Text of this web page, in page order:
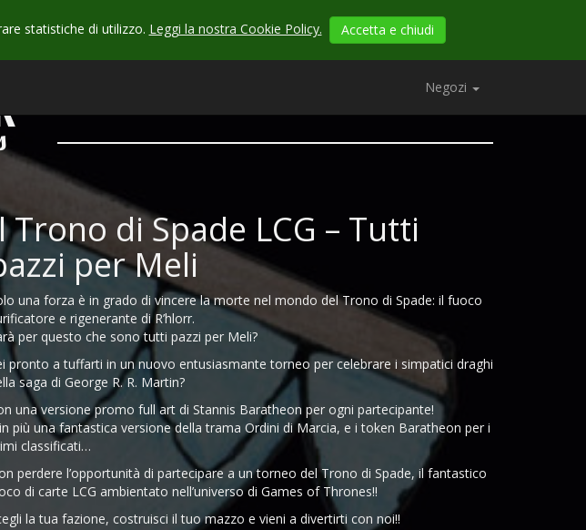
statistiche di utilizzo. Leggi la nostra Cookie Policy. Accetta e chiudi
Negozi
Trono di Spade LCG – Tutti
per Meli
una forza è in grado di vincere la morte nel mondo del Trono di Spade: il fuoco
e rigenerante di R’hlorr.
per questo che sono tutti pazzi per Meli?
pronto a tuffarti in un nuovo entusiasmante torneo per celebrare i simpatici draghi
saga di George R. R. Martin?
una versione promo full art di Stannis Baratheon per ogni partecipante!
più una fantastica versione della trama Ordini di Marcia, e i token Baratheon per i
classificati…
perdere l’opportunità di partecipare a un torneo del Trono di Spade, il fantastico
di carte LCG ambientato nell’universo di Games of Thrones!!
la tua fazione, costruisci il tuo mazzo e vieni a divertirti con noi!!